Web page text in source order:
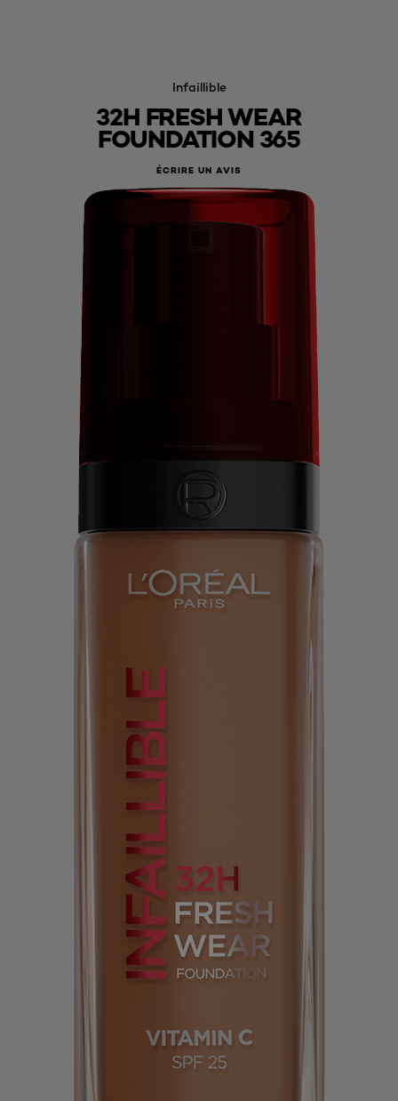
Infaillible
32H FRESH WEAR
FOUNDATION 365
ÉCRIRE UN AVIS